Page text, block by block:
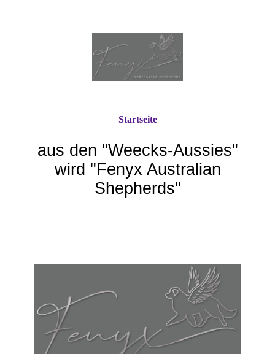
aus den "Weecks-Aussies"
wird "Fenyx Australian
Shepherds"
Startseite